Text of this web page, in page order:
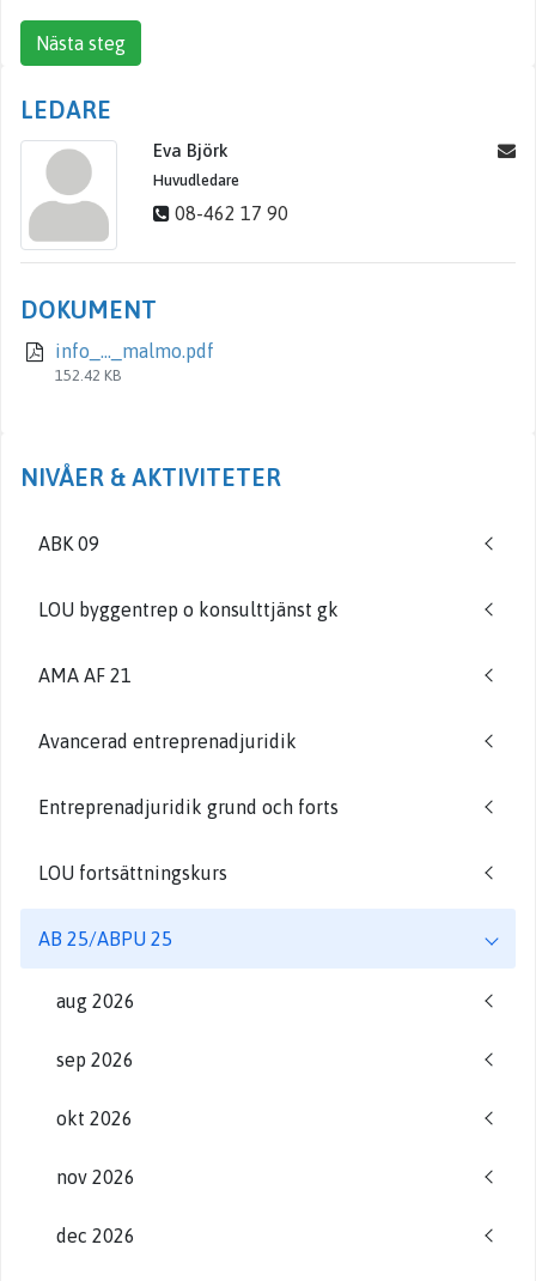
LEDARE
Eva Björk
Huvudledare
08-462 17 90
DOKUMENT
info_..._malmo.pdf
152.42 KB
Nästa steg
NIVÅER & AKTIVITETER
ABK 09
LOU byggentrep o konsulttjänst gk
AMA AF 21
Avancerad entreprenadjuridik
Entreprenadjuridik grund och forts
LOU fortsättningskurs
AB 25/ABPU 25
aug 2026
sep 2026
okt 2026
nov 2026
dec 2026